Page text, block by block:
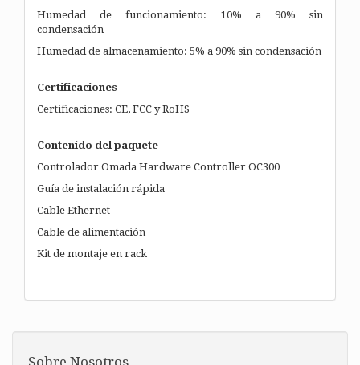
Humedad de funcionamiento: 10% a 90% sin
condensación
Humedad de almacenamiento: 5% a 90% sin condensación
Certificaciones
Certificaciones: CE, FCC y RoHS
Contenido del paquete
Controlador Omada Hardware Controller OC300
Guía de instalación rápida
Cable Ethernet
Cable de alimentación
Kit de montaje en rack
Sobre Nosotros